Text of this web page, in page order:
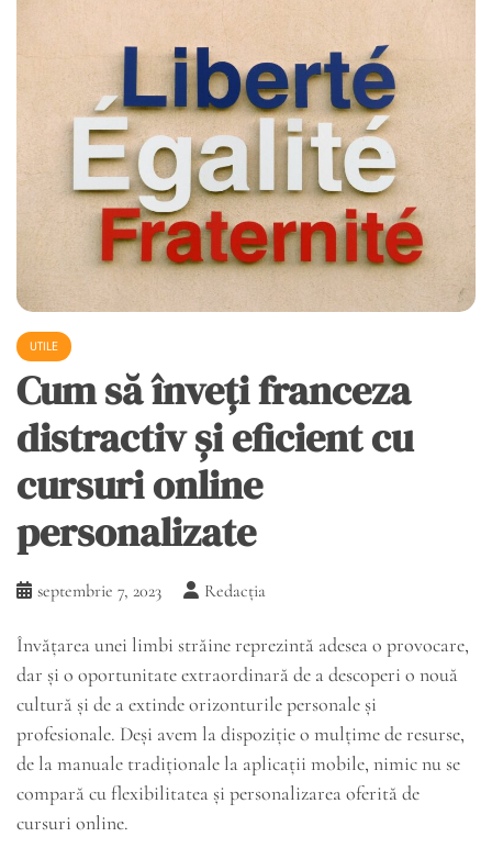
UTILE
Cum să înveți franceza
distractiv și eficient cu
cursuri online
personalizate
septembrie 7, 2023 Redacția
Învățarea unei limbi străine reprezintă adesea o provocare,
dar și o oportunitate extraordinară de a descoperi o nouă
cultură și de a extinde orizonturile personale și
profesionale. Deși avem la dispoziție o mulțime de resurse,
de la manuale tradiționale la aplicații mobile, nimic nu se
compară cu flexibilitatea și personalizarea oferită de
cursuri online.